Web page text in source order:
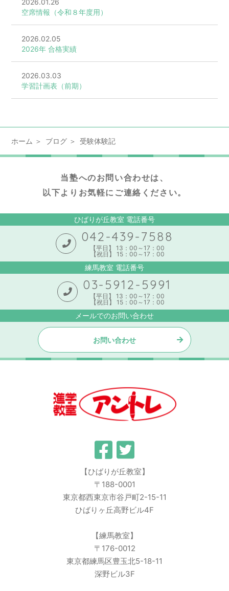
2026.01.26
空席情報（令和８年度用）
2026.02.05
2026年 合格実績
2026.03.03
学習計画表（前期）
ホーム ブログ 受験体験記
当塾へのお問い合わせは、
以下よりお気軽にご連絡ください。
ひばりが丘教室 電話番号
042-439-7588
【平日】 13：00～17：00
【祝日】 15：00～17：00
練馬教室 電話番号
03-5912-5991
【平日】 13：00～17：00
【祝日】 15：00～17：00
メールでのお問い合わせ
お問い合わせ
【ひばりが丘教室】
〒188-0001
東京都西東京市谷戸町2-15-11
ひばりヶ丘高野ビル4F
【練馬教室】
〒176-0012
東京都練馬区豊玉北5-18-11
深野ビル3F